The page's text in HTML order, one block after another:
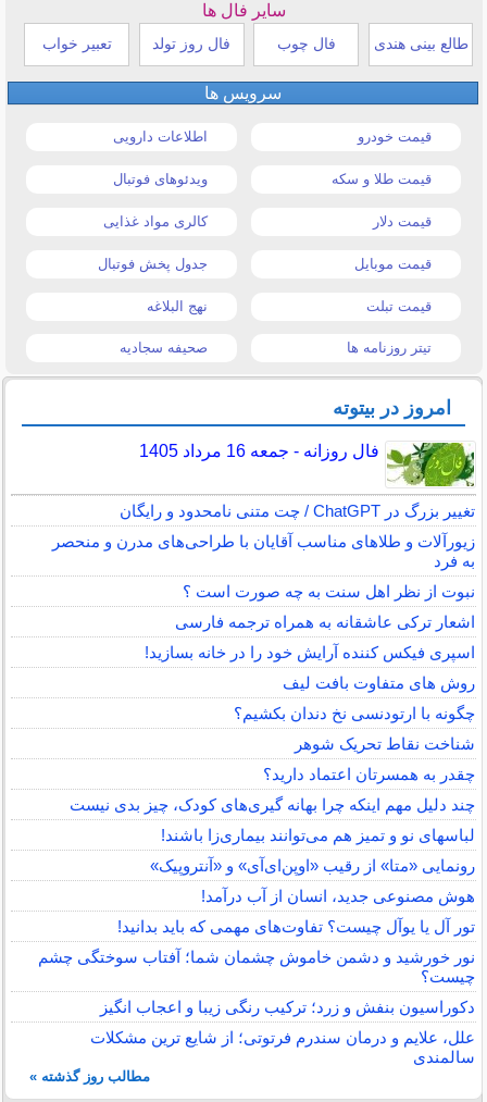
سایر فال ها
طالع بینی هندی فال چوب فال روز تولد تعبیر خواب
سرویس ها
قیمت خودرو اطلاعات دارویی
قیمت طلا و سکه ویدئوهای فوتبال
قیمت دلار کالری مواد غذایی
قیمت موبایل جدول پخش فوتبال
قیمت تبلت نهج البلاغه
تیتر روزنامه ها صحیفه سجادیه
امروز در بیتوته
فال روزانه - جمعه 16 مرداد 1405
تغییر بزرگ در ChatGPT / چت متنی نامحدود و رایگان
زیورآلات و طلاهای مناسب آقایان با طراحی‌های مدرن و منحصر
به فرد
نبوت از نظر اهل سنت به چه صورت است ؟
اشعار ترکی عاشقانه به همراه ترجمه فارسی
اسپری فیکس کننده آرایش خود را در خانه بسازید!
روش های متفاوت بافت لیف
چگونه با ارتودنسی نخ دندان بکشیم؟
شناخت نقاط تحریک شوهر
چقدر به همسرتان اعتماد دارید؟
چند دلیل مهم اینکه چرا بهانه گیری‌های کودک، چیز بدی نیست
لباس‎های نو و تمیز هم می‌توانند بیماری‌زا باشند!
رونمایی «متا» از رقیب «اوپن‌ای‌آی» و «آنتروپیک»
هوش مصنوعی جدید، انسان از آب درآمد!
تور آل یا یوآل چیست؟ تفاوت‌های مهمی که باید بدانید!
نور خورشید و دشمن خاموش چشمان شما؛ آفتاب سوختگی چشم
چیست؟
دکوراسیون بنفش و زرد؛ ترکیب رنگی زیبا و اعجاب انگیز
علل، علایم و درمان سندرم فرتوتی؛ از شایع ترین مشکلات
سالمندی
مطالب روز گذشته »